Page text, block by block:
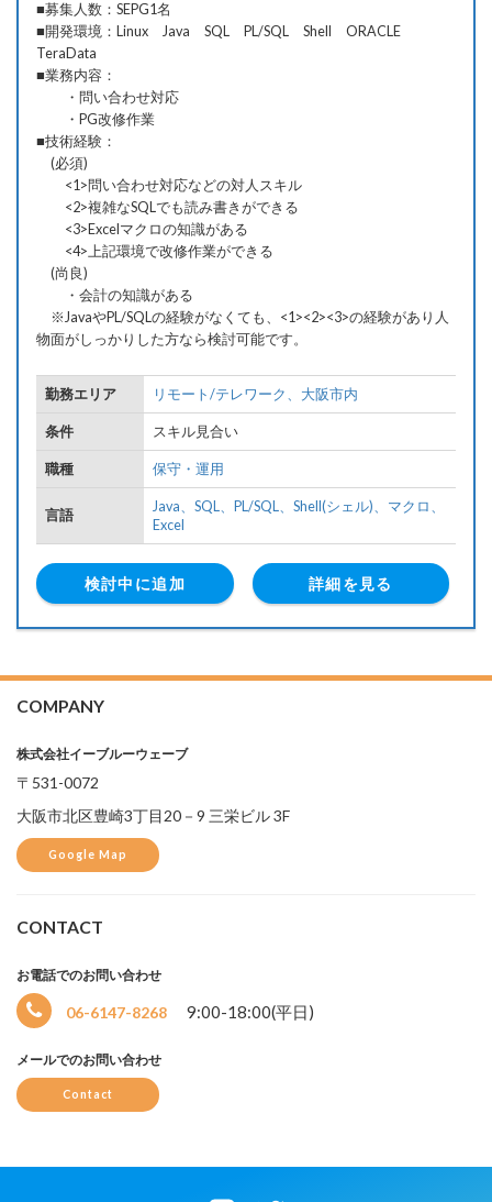
■募集人数：SEPG1名
■開発環境：Linux Java SQL PL/SQL Shell ORACLE
TeraData
■業務内容：
・問い合わせ対応
・PG改修作業
■技術経験：
(必須)
<1>問い合わせ対応などの対人スキル
<2>複雑なSQLでも読み書きができる
<3>Excelマクロの知識がある
<4>上記環境で改修作業ができる
(尚良)
・会計の知識がある
※JavaやPL/SQLの経験がなくても、<1><2><3>の経験があり人
物面がしっかりした方なら検討可能です。
勤務エリア リモート/テレワーク、 大阪市内
条件 スキル見合い
職種 保守・運用
言語
Java、 SQL、 PL/SQL、 Shell(シェル)、 マクロ、
Excel
検討中に追加 詳細を見る
COMPANY
株式会社イーブルーウェーブ
〒531-0072
大阪市北区豊崎3丁目20－9 三栄ビル 3F
Google Map
CONTACT
お電話でのお問い合わせ
06-6147-8268 9:00-18:00(平日)
メールでのお問い合わせ
Contact